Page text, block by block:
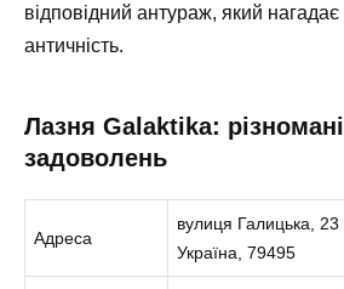
відповідний антураж, який
античність.
Лазня Galaktika:
задоволень
Адреса
вулиця Галицька, 23
Україна, 79495